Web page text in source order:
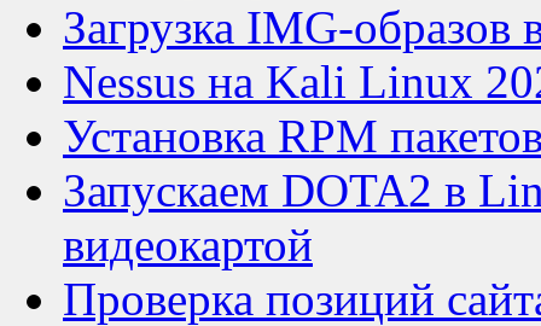
Загрузка IMG-
Nessus на Kali Linux
Установка RPM
Запускаем DOTA2 в
видеокартой
Проверка позиций